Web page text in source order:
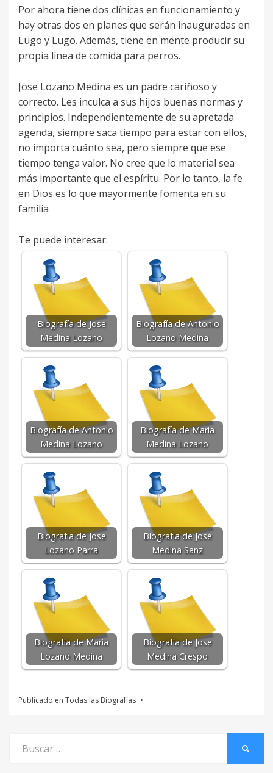
Por ahora tiene dos clínicas en funcionamiento y
hay otras dos en planes que serán inauguradas en
Lugo y Lugo. Además, tiene en mente producir su
propia línea de comida para perros.
Jose Lozano Medina es un padre cariñoso y
correcto. Les inculca a sus hijos buenas normas y
principios. Independientemente de su apretada
agenda, siempre saca tiempo para estar con ellos,
no importa cuánto sea, pero siempre que ese
tiempo tenga valor. No cree que lo material sea
más importante que el espíritu. Por lo tanto, la fe
en Dios es lo que mayormente fomenta en su
familia
Te puede interesar:
Biografía de Jose
Medina Lozano
Biografía de Antonio
Lozano Medina
Biografía de Antonio
Medina Lozano
Biografía de Maria
Medina Lozano
Biografía de Jose
Lozano Parra
Biografía de Jose
Medina Sanz
Biografía de Maria
Lozano Medina
Biografía de Jose
Medina Crespo
Publicado en Todas las Biografías
por: